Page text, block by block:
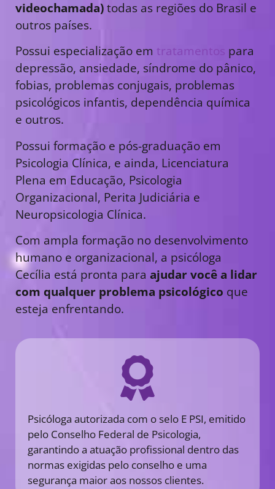
videochamada)todas as regiões do Brasil e
outros países.
Possui especialização em tratamentos para
depressão, ansiedade, síndrome do pânico,
fobias, problemas conjugais, problemas
psicológicos infantis, dependência química
e outros.
Possui formação e pós-graduação em
Psicologia Clínica, e ainda, Licenciatura
Plena em Educação, Psicologia
Organizacional, Perita Judiciária e
Neuropsicologia Clínica.
Com ampla formação no desenvolvimento
humano e organizacional, a psicóloga
Cecília está pronta para ajudar você a lidar
com qualquer problema psicológico que
esteja enfrentando.
Psicóloga autorizada com o selo E PSI, emitido
pelo Conselho Federal de Psicologia,
garantindo a atuação profissional dentro das
normas exigidas pelo conselho e uma
segurança maior aos nossos clientes.